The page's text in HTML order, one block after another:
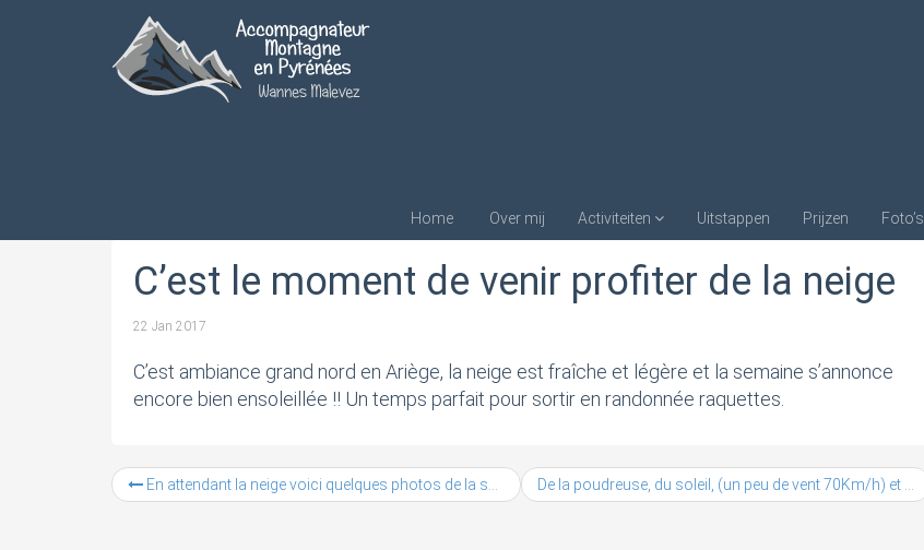
Home Over mij Activiteiten Uitstappen Prijzen Foto’s
C’est le moment de venir profiter de la neige
22 Jan 2017
C’est ambiance grand nord en Ariège, la neige est fraîche et légère et la semaine s’annonce
encore bien ensoleillée !! Un temps parfait pour sortir en randonnée raquettes.
En attendant la neige voici quelques photos de la saison estivale !